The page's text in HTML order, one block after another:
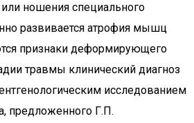
ношения специального
развивается атрофия мышц
признаки деформирующего
травмы клинический диагноз
исследованием
предложенного Г.П.